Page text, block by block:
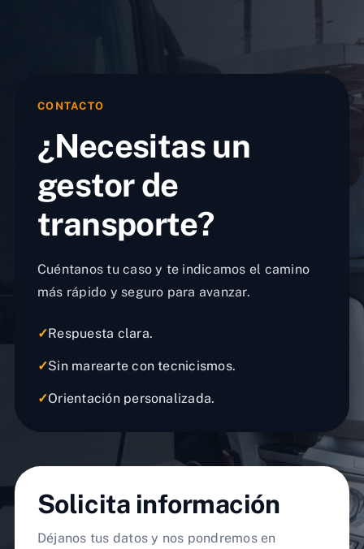
CONTACTO
¿Necesitas un
gestor de
transporte?
Cuéntanos tu caso y te indicamos el camino
más rápido y seguro para avanzar.
✓Respuesta clara.
✓Sin marearte con tecnicismos.
✓Orientación personalizada.
Solicita información
Déjanos tus datos y nos pondremos en